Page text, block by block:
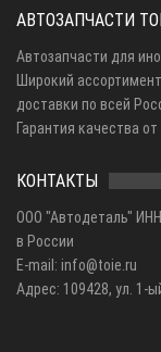
АВТОЗАПЧАСТИ
Автозапчасти для
Широкий
доставки по всей
Гарантия качества
КОНТАКТЫ
ООО "Автодеталь"
в России
E-mail: info@toie.ru
Адрес: 109428, ул. 1-